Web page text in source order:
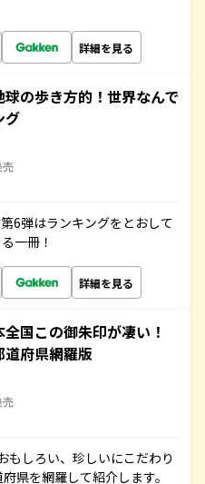
詳細を見る
の歩き方的！世界なんで
グ
売
6弾はランキングをとおして
一冊！
詳細を見る
国この御朱印が凄い！
府県網羅版
売
もしろい、珍しいにこだわり
県を網羅して紹介します。